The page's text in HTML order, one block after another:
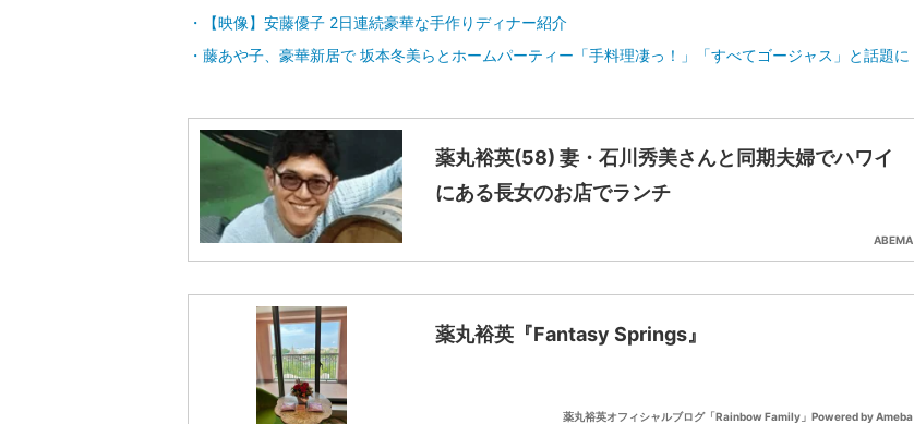
【映像】安藤優子 2日連続豪華な手作りディナー紹介
藤あや子、豪華新居で 坂本冬美らとホームパーティー「手料理凄っ！」「すべてゴージャス」と話題に
薬丸裕英(58) 妻・石川秀美さんと同期夫婦でハワイ
にある長女のお店でランチ
ABEMA
薬丸裕英『Fantasy Springs』
薬丸裕英オフィシャルブログ「Rainbow Family」Powered by Ameba